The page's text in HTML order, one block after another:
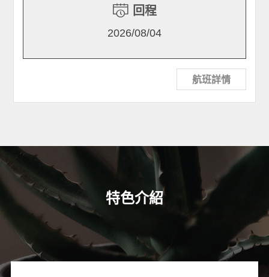
回程
2026/08/04
航班詳情
特色介紹